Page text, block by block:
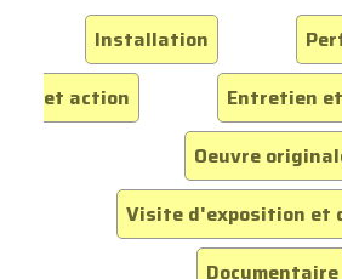
Installation
et action
Entretien
Oeuvre
Visite d'exposition et
Documentaire